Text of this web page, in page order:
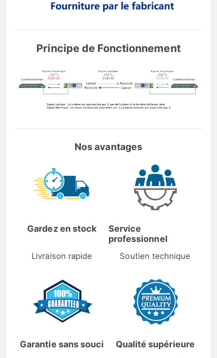
Principe de Fonctionnement
Nos avantages
Gardez en stock
Livraison rapide
Service
professionnel
Soutien technique
Garantie sans souci Qualité supérieure